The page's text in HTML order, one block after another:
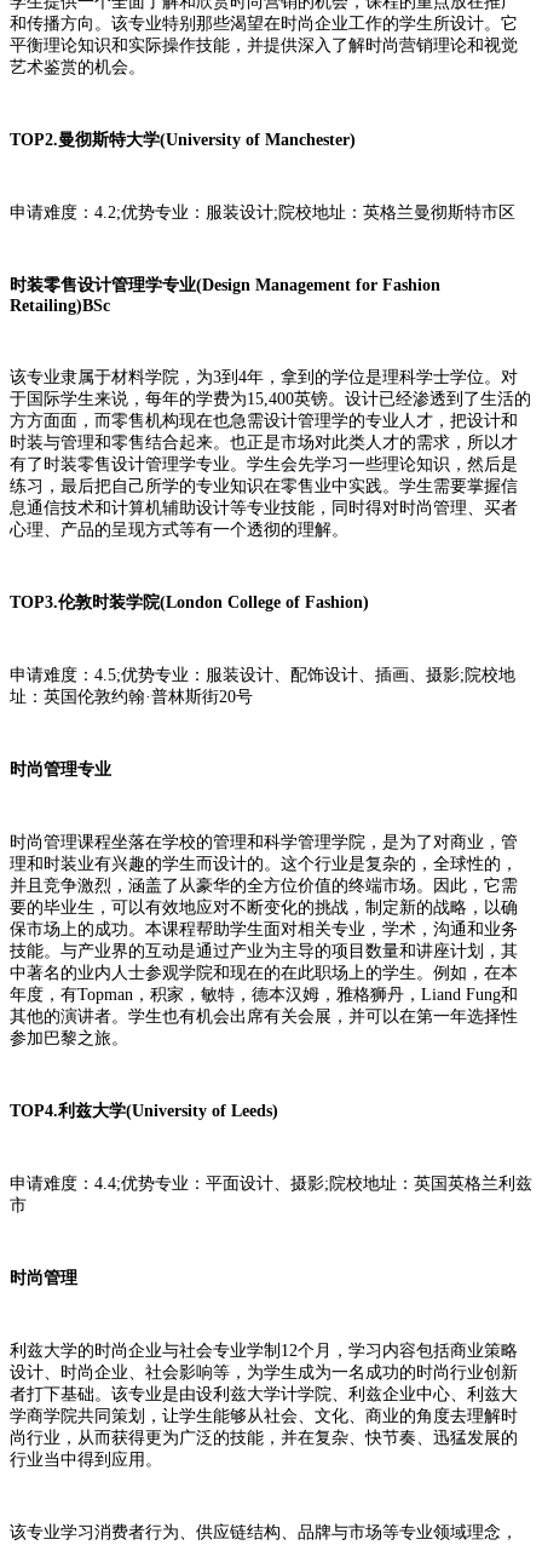
和传播方向。该专业特别那些渴望在时尚企业工作的学生所设计。它
平衡理论知识和实际操作技能，并提供深入了解时尚营销理论和视觉
艺术鉴赏的机会。
TOP2.曼彻斯特大学(University of Manchester)
申请难度：4.2;优势专业：服装设计;院校地址：英格兰曼彻斯特市区
时装零售设计管理学专业(Design Management for Fashion
Retailing)BSc
该专业隶属于材料学院，为3到4年，拿到的学位是理科学士学位。对
于国际学生来说，每年的学费为15,400英镑。设计已经渗透到了生活的
方方面面，而零售机构现在也急需设计管理学的专业人才，把设计和
时装与管理和零售结合起来。也正是市场对此类人才的需求，所以才
有了时装零售设计管理学专业。学生会先学习一些理论知识，然后是
练习，最后把自己所学的专业知识在零售业中实践。学生需要掌握信
息通信技术和计算机辅助设计等专业技能，同时得对时尚管理、买者
心理、产品的呈现方式等有一个透彻的理解。
TOP3.伦敦时装学院(London College of Fashion)
申请难度：4.5;优势专业：服装设计、配饰设计、插画、摄影;院校地
址：英国伦敦约翰·普林斯街20号
时尚管理专业
时尚管理课程坐落在学校的管理和科学管理学院，是为了对商业，管
理和时装业有兴趣的学生而设计的。这个行业是复杂的，全球性的，
并且竞争激烈，涵盖了从豪华的全方位价值的终端市场。因此，它需
要的毕业生，可以有效地应对不断变化的挑战，制定新的战略，以确
保市场上的成功。本课程帮助学生面对相关专业，学术，沟通和业务
技能。与产业界的互动是通过产业为主导的项目数量和讲座计划，其
中著名的业内人士参观学院和现在的在此职场上的学生。例如，在本
年度，有Topman，积家，敏特，德本汉姆，雅格狮丹，Liand Fung和
其他的演讲者。学生也有机会出席有关会展，并可以在第一年选择性
参加巴黎之旅。
TOP4.利兹大学(University of Leeds)
申请难度：4.4;优势专业：平面设计、摄影;院校地址：英国英格兰利兹
市
时尚管理
利兹大学的时尚企业与社会专业学制12个月，学习内容包括商业策略
设计、时尚企业、社会影响等，为学生成为一名成功的时尚行业创新
者打下基础。该专业是由设利兹大学计学院、利兹企业中心、利兹大
学商学院共同策划，让学生能够从社会、文化、商业的角度去理解时
尚行业，从而获得更为广泛的技能，并在复杂、快节奏、迅猛发展的
行业当中得到应用。
该专业学习消费者行为、供应链结构、品牌与市场等专业领域理念，